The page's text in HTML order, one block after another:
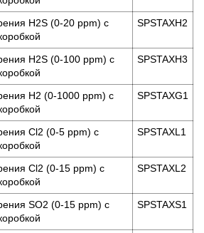
H2S (0-20 ppm) с
SPSTAXH2
H2S (0-100 ppm) с
SPSTAXH3
H2 (0-1000 ppm) с
SPSTAXG1
Cl2 (0-5 ppm) с
SPSTAXL1
Cl2 (0-15 ppm) с
SPSTAXL2
SO2 (0-15 ppm) с
SPSTAXS1